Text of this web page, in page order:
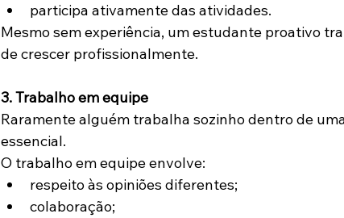
participa ativamente das atividades.
Mesmo sem experiência, um estudante proativo
de crescer profissionalmente.
3. Trabalho em equipe
Raramente alguém trabalha sozinho dentro de
essencial.
O trabalho em equipe envolve:
respeito às opiniões diferentes;
colaboração;